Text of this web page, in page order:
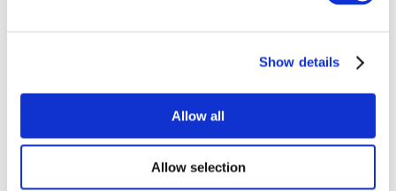
Show details
Allow all
Allow selection
Suisse
Espagne